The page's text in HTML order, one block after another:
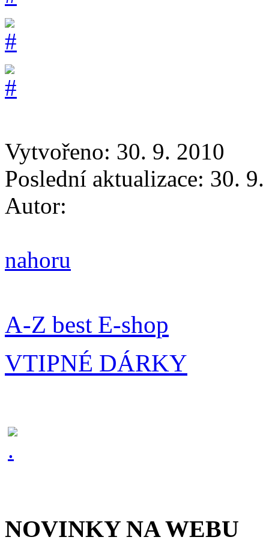
Vytvořeno: 30. 9. 2010
Poslední aktualizace: 30.
Autor:
nahoru
A-Z best E-shop
VTIPNÉ DÁRKY
NOVINKY NA WEBU